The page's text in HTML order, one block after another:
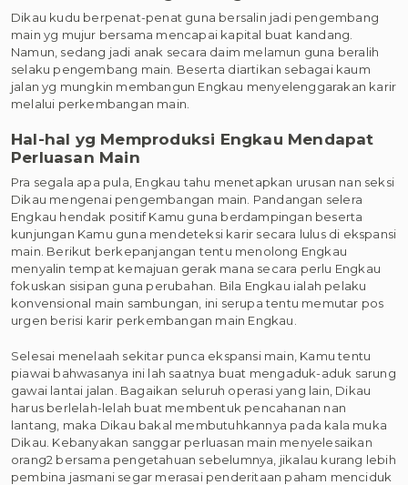
Dikau kudu berpenat-penat guna bersalin jadi pengembang
main yg mujur bersama mencapai kapital buat kandang.
Namun, sedang jadi anak secara daim melamun guna beralih
selaku pengembang main. Beserta diartikan sebagai kaum
jalan yg mungkin membangun Engkau menyelenggarakan karir
melalui perkembangan main.
Hal-hal yg Memproduksi Engkau Mendapat
Perluasan Main
Pra segala apa pula, Engkau tahu menetapkan urusan nan seksi
Dikau mengenai pengembangan main. Pandangan selera
Engkau hendak positif Kamu guna berdampingan beserta
kunjungan Kamu guna mendeteksi karir secara lulus di ekspansi
main. Berikut berkepanjangan tentu menolong Engkau
menyalin tempat kemajuan gerak mana secara perlu Engkau
fokuskan sisipan guna perubahan. Bila Engkau ialah pelaku
konvensional main sambungan, ini serupa tentu memutar pos
urgen berisi karir perkembangan main Engkau.
Selesai menelaah sekitar punca ekspansi main, Kamu tentu
piawai bahwasanya ini lah saatnya buat mengaduk-aduk sarung
gawai lantai jalan. Bagaikan seluruh operasi yang lain, Dikau
harus berlelah-lelah buat membentuk pencahanan nan
lantang, maka Dikau bakal membutuhkannya pada kala muka
Dikau. Kebanyakan sanggar perluasan main menyelesaikan
orang2 bersama pengetahuan sebelumnya, jikalau kurang lebih
pembina jasmani segar merasai penderitaan paham menciduk